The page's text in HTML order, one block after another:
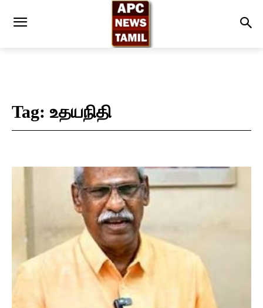
Tag: உதயநிதி